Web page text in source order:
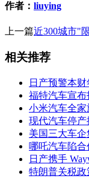
作者： liuying
上一篇近300城市"
相关推荐
日产预警本
福特汽车宣
小米汽车全家
现代汽车停
美国三大车
哪吒汽车陷
日产携手
特朗普关税政